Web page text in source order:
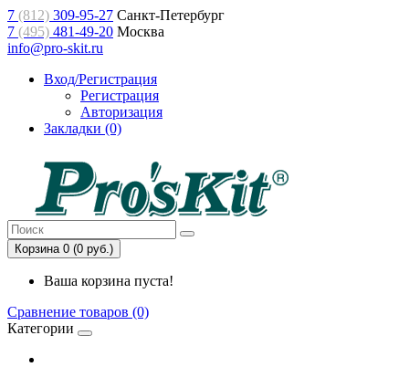
7 (812) 309-95-27 Санкт-Петербург
7 (495) 481-49-20 Москва
info@pro-skit.ru
Вход/Регистрация
Регистрация
Авторизация
Закладки (0)
Корзина 0 (0 руб.)
Ваша корзина пуста!
Сравнение товаров (0)
Категории